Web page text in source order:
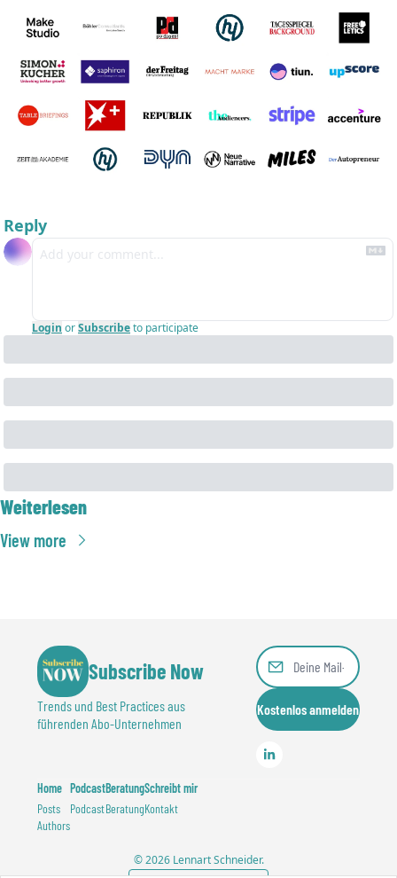
Reply
Login orSubscribeto participate
Weiterlesen
View more
Subscribe Now
Trends und Best Practices aus
führenden Abo-Unternehmen
Kostenlos anmelden
Home
Posts
Authors
Podcast
Podcast
Beratung
Beratung
Schreibt mir
Kontakt
© 2026 Lennart Schneider.